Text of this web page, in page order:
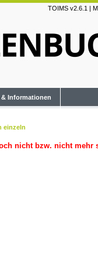
TOIMS v2.6.1 |
& Informationen
einzeln
nicht bzw. nicht mehr